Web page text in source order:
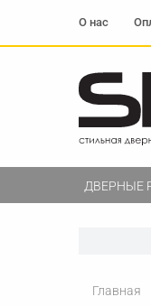
О нас
ДВЕРНЫЕ
Главная